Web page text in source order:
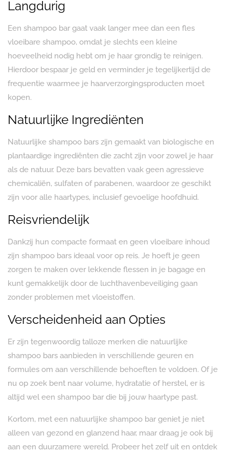
Langdurig
Een shampoo bar gaat vaak langer mee dan een fles
vloeibare shampoo, omdat je slechts een kleine
hoeveelheid nodig hebt om je haar grondig te reinigen.
Hierdoor bespaar je geld en verminder je tegelijkertijd de
frequentie waarmee je haarverzorgingsproducten moet
kopen.
Natuurlijke Ingrediënten
Natuurlijke shampoo bars zijn gemaakt van biologische en
plantaardige ingrediënten die zacht zijn voor zowel je haar
als de natuur. Deze bars bevatten vaak geen agressieve
chemicaliën, sulfaten of parabenen, waardoor ze geschikt
zijn voor alle haartypes, inclusief gevoelige hoofdhuid.
Reisvriendelijk
Dankzij hun compacte formaat en geen vloeibare inhoud
zijn shampoo bars ideaal voor op reis. Je hoeft je geen
zorgen te maken over lekkende flessen in je bagage en
kunt gemakkelijk door de luchthavenbeveiliging gaan
zonder problemen met vloeistoffen.
Verscheidenheid aan Opties
Er zijn tegenwoordig talloze merken die natuurlijke
shampoo bars aanbieden in verschillende geuren en
formules om aan verschillende behoeften te voldoen. Of je
nu op zoek bent naar volume, hydratatie of herstel, er is
altijd wel een shampoo bar die bij jouw haartype past.
Kortom, met een natuurlijke shampoo bar geniet je niet
alleen van gezond en glanzend haar, maar draag je ook bij
aan een duurzamere wereld. Probeer het zelf uit en ontdek